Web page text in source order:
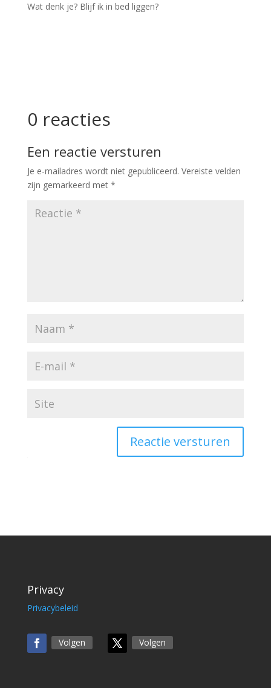
Wat denk je? Blijf ik in bed liggen?
0 reacties
Een reactie versturen
Je e-mailadres wordt niet gepubliceerd. Vereiste velden
zijn gemarkeerd met *
Reactie versturen
Privacy
Privacybeleid
Volgen Volgen